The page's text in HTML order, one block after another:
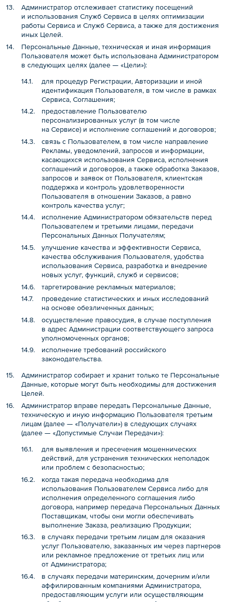
Администратор отслеживает статистику посещений
и использования Служб Сервиса в целях оптимизации
работы Сервиса и Служб Сервиса, а также для достижения
иных Целей.
Персональные Данные, техническая и иная информация
Пользователя может быть использована Администратором
в следующих целях (далее — «Цели»):
для процедур Регистрации, Авторизации и иной
идентификация Пользователя, в том числе в рамках
Сервиса, Соглашения;
предоставление Пользователю
персонализированных услуг (в том числе
на Сервисе) и исполнение соглашений и договоров;
связь с Пользователем, в том числе направление
Рекламы, уведомлений, запросов и информации,
касающихся использования Сервиса, исполнения
соглашений и договоров, а также обработка Заказов,
запросов и заявок от Пользователя, клиентская
поддержка и контроль удовлетворенности
Пользователя в отношении Заказов, а равно
контроль качества услуг;
исполнение Администратором обязательств перед
Пользователем и третьими лицами, передачи
Персональных Данных Получателям;
улучшение качества и эффективности Сервиса,
качества обслуживания Пользователя, удобства
использования Сервиса, разработка и внедрение
новых услуг, функций, служб и сервисов;
таргетирование рекламных материалов;
проведение статистических и иных исследований
на основе обезличенных данных;
осуществление правосудия, в случае поступления
в адрес Администрации соответствующего запроса
уполномоченных органов;
исполнение требований российского
законодательства.
Администратор собирает и хранит только те Персональные
Данные, которые могут быть необходимы для достижения
Целей.
Администратор вправе передать Персональные Данные,
техническую и иную информацию Пользователя третьим
лицам (далее — «Получатели») в следующих случаях
(далее — «Допустимые Случаи Передачи»):
для выявления и пресечения мошеннических
действий, для устранения технических неполадок
или проблем с безопасностью;
когда такая передача необходима для
использования Пользователем Сервиса либо для
исполнения определенного соглашения либо
договора, например передача Персональных Данных
Поставщикам, чтобы они могли обеспечивать
выполнение Заказа, реализацию Продукции;
в случаях передачи третьим лицам для оказания
услуг Пользователю, заказанных им через партнеров
или рекламное предложение от третьих лиц или
от Администратора;
в случаях передачи материнским, дочерним и/или
аффилированным компаниями Администратора,
предоставляющим услуги или осуществляющим